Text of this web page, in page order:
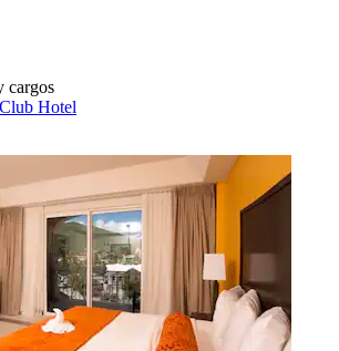
cargos
Hotel